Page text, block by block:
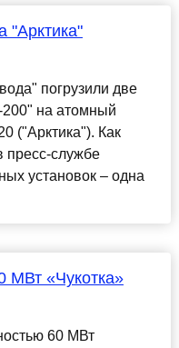
"Арктика"
погрузили две
на атомный
("Арктика"). Как
пресс-службе
установок – одна
МВт «Чукотка»
60 МВт